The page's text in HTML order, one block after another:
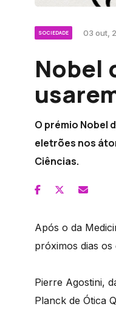
SOCIEDADE 03 out,
Nobel
O prémio Nobel
eletrões nos
Ciências.
Após o da
próximos dias
Pierre Agostini,
Planck de Ótica